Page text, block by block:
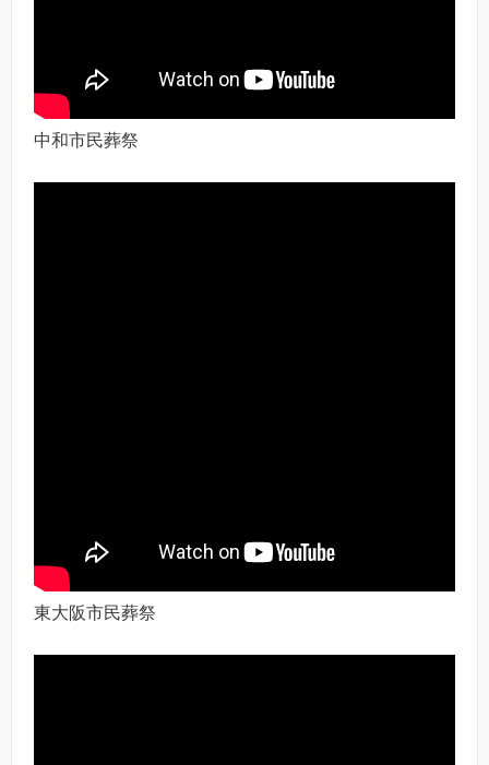
中和市民葬祭
東大阪市民葬祭